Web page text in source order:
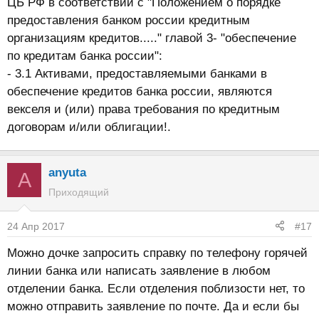
предоставления банком россии кредитным
организациям кредитов....." главой 3- "обеспечение
по кредитам банка россии":
- 3.1 Активами, предоставляемыми банками в
обеспечение кредитов банка россии, являются
векселя и (или) права требования по кредитным
договорам и/или облигации!.
A anyuta
Приходящий
24 Апр 2017 #17
Можно дочке запросить справку по телефону горячей
линии банка или написать заявление в любом
отделении банка. Если отделения поблизости нет, то
можно отправить заявление по почте. Да и если бы